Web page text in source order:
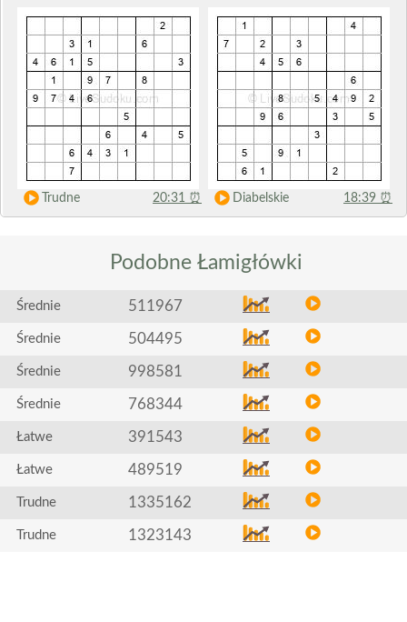
Trudne 20:31 ⏰ Diabelskie 18:39 ⏰
Podobne Łamigłówki
Średnie 511967
Średnie 504495
Średnie 998581
Średnie 768344
Łatwe 391543
Łatwe 489519
Trudne 1335162
Trudne 1323143